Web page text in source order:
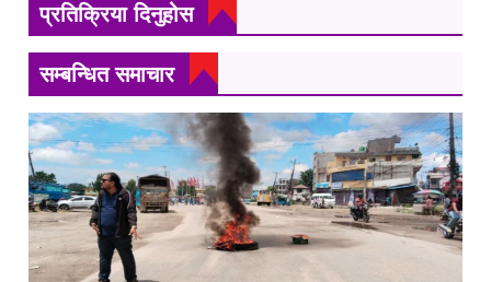
प्रतिक्रिया दिनुहोस
सम्बन्धित समाचार